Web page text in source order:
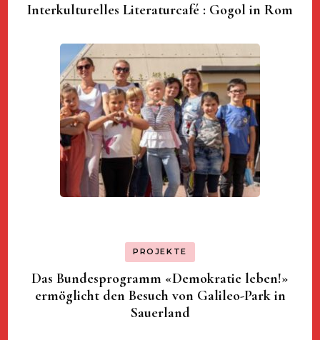
Interkulturelles Literaturcafé : Gogol in Rom
PROJEKTE
Das Bundesprogramm «Demokratie leben!»
ermöglicht den Besuch von Galileo-Park in
Sauerland